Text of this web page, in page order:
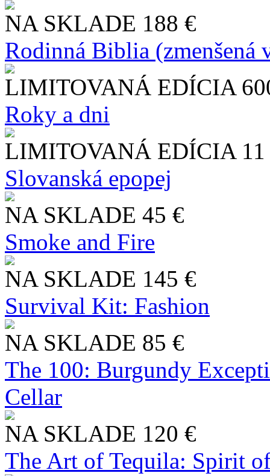
NA SKLADE 188 €
Rodinná Biblia (zmenšená
LIMITOVANÁ EDÍCIA
Roky a dni
LIMITOVANÁ EDÍCIA
Slo​vanská epopej
NA SKLADE 45 €
Smoke and Fire
NA SKLADE 145 €
Survival Kit: Fashion
NA SKLADE 85 €
The 100: Burgundy
Cellar
NA SKLADE 120 €
The Art of Tequila: Spirit